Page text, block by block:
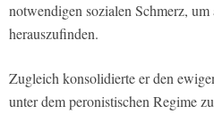
notwendigen sozialen Schmerz,
herauszufinden.
Zugleich konsolidierte er den
unter dem peronistischen Regime